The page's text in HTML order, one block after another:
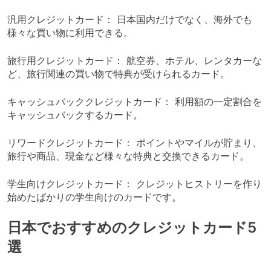
汎用クレジットカード： 日本国内だけでなく、海外でも
様々な買い物に利用できる。
旅行用クレジットカード： 航空券、ホテル、レンタカーな
ど、旅行関連の買い物で特典が受けられるカード。
キャッシュバッククレジットカード： 利用額の一定割合を
キャッシュバックするカード。
リワードクレジットカード： ポイントやマイルが貯まり、
旅行や商品、現金など様々な特典と交換できるカード。
学生向けクレジットカード： クレジットヒストリーを作り
始めたばかりの学生向けのカードです。
日本でおすすめのクレジットカード5
選